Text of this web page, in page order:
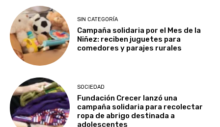
SIN CATEGORÍA
Campaña solidaria por el Mes de la
Niñez: reciben juguetes para
comedores y parajes rurales
SOCIEDAD
Fundación Crecer lanzó una
campaña solidaria para recolectar
ropa de abrigo destinada a
adolescentes